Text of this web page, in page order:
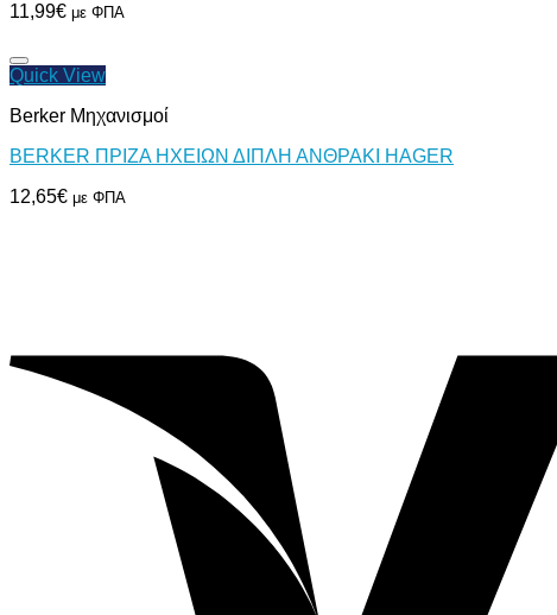
11,99€ με ΦΠΑ
Quick View
Berker Μηχανισμοί
BERKER ΠΡΙΖΑ ΗΧΕΙΩΝ ΔΙΠΛΗ ΑΝΘΡΑΚΙ HAGER
12,65€ με ΦΠΑ